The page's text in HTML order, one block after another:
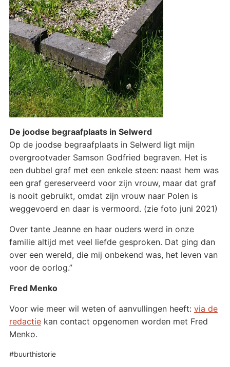
De joodse begraafplaats in Selwerd
Op de joodse begraafplaats in Selwerd ligt mijn
overgrootvader Samson Godfried begraven. Het is
een dubbel graf met een enkele steen: naast hem was
een graf gereserveerd voor zijn vrouw, maar dat graf
is nooit gebruikt, omdat zijn vrouw naar Polen is
weggevoerd en daar is vermoord. (zie foto juni 2021)
Over tante Jeanne en haar ouders werd in onze
familie altijd met veel liefde gesproken. Dat ging dan
over een wereld, die mij onbekend was, het leven van
voor de oorlog.”
Fred Menko
Voor wie meer wil weten of aanvullingen heeft: via de
redactiekan contact opgenomen worden met Fred
Menko.
#buurthistorie